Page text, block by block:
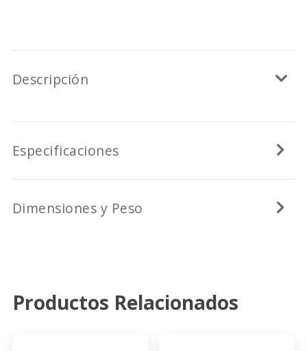
Descripción
Especificaciones
Dimensiones y Peso
Productos Relacionados